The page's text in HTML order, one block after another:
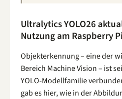
Ultralytics YOLO26
Nutzung am Raspberry
Objekterkennung – eine der
Bereich Machine Vision – ist
YOLO-Modellfamilie
gab es hier, wie in der